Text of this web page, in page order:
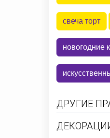
свеча торт
новогодние
ДРУГИЕ